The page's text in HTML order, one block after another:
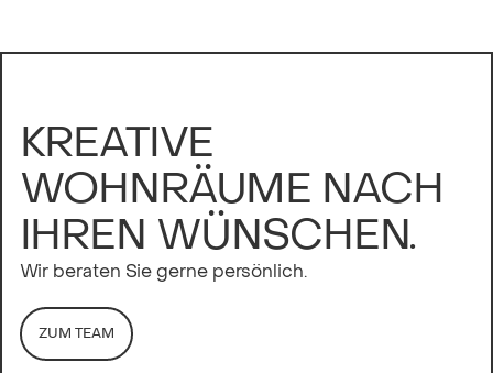
KREATIVE
WOHNRÄUME NACH
IHREN WÜNSCHEN.
Wir beraten Sie gerne persönlich.
ZUM TEAM